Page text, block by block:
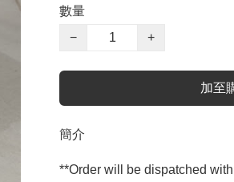
數量
−
+
加至
簡介
**Order will be dispatched